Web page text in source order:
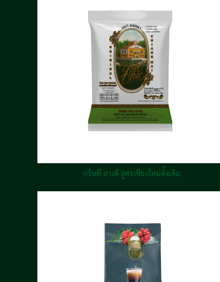
กรีนที ลาเต้ สูตรเชียงใหม่ดั้งเดิม